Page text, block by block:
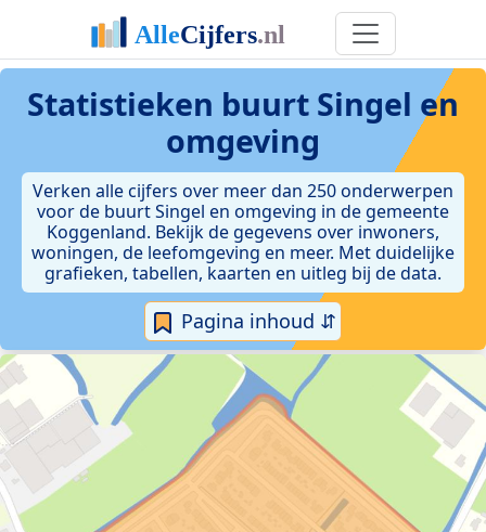
Statistieken buurt Singel en
omgeving
Verken alle cijfers over meer dan 250 onderwerpen
voor de buurt Singel en omgeving in de gemeente
Koggenland. Bekijk de gegevens over inwoners,
woningen, de leefomgeving en meer. Met duidelijke
grafieken, tabellen, kaarten en uitleg bij de data.
Pagina inhoud ⇵